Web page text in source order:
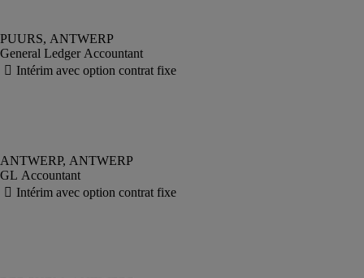
General Ledger Accountant
GL Accountant